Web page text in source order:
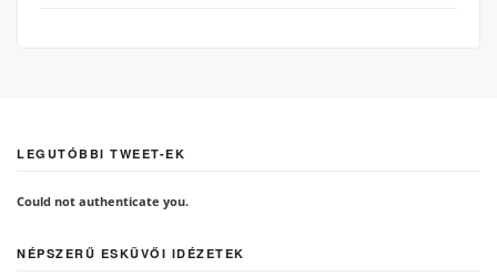
LEGUTÓBBI TWEET-EK
Could not authenticate you.
NÉPSZERŰ ESKÜVŐI IDÉZETEK